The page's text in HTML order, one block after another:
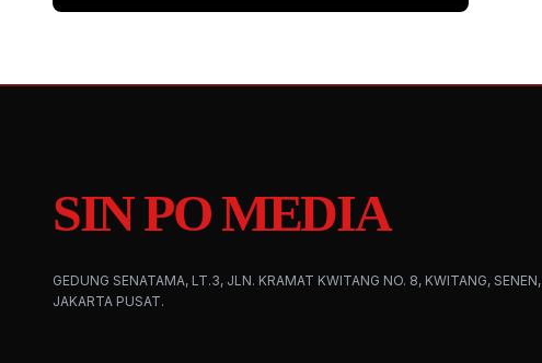
SIN PO MEDIA
GEDUNG SENATAMA, LT.3, JLN. KRAMAT KWITANG NO. 8, KWITANG, SENEN,
JAKARTA PUSAT.